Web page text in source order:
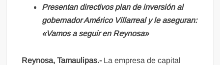
Presentan directivos plan de inversión al
gobernador Américo Villarreal y le aseguran:
«Vamos a seguir en Reynosa»
Reynosa, Tamaulipas.-La empresa de capital